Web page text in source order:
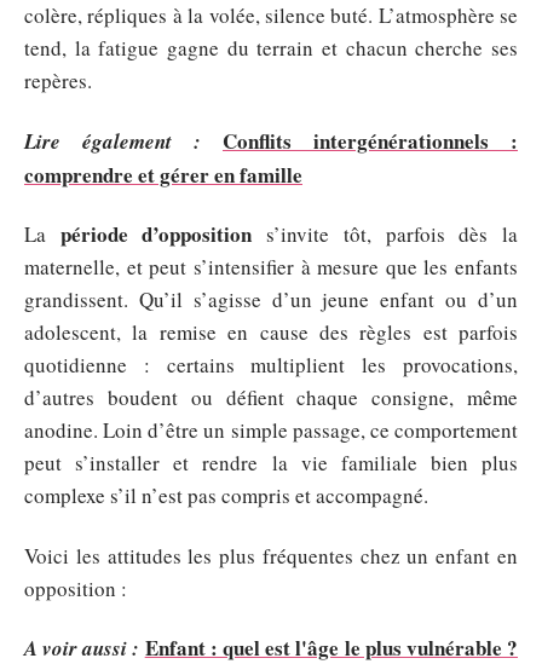
colère, répliques à la volée, silence buté. L’atmosphère se
tend, la fatigue gagne du terrain et chacun cherche ses
repères.
Lire également :
Conflits intergénérationnels :
comprendre et gérer en famille
La période d’opposition s’invite tôt, parfois dès la
maternelle, et peut s’intensifier à mesure que les enfants
grandissent. Qu’il s’agisse d’un jeune enfant ou d’un
adolescent, la remise en cause des règles est parfois
quotidienne : certains multiplient les provocations,
d’autres boudent ou défient chaque consigne, même
anodine. Loin d’être un simple passage, ce comportement
peut s’installer et rendre la vie familiale bien plus
complexe s’il n’est pas compris et accompagné.
Voici les attitudes les plus fréquentes chez un enfant en
opposition :
A voir aussi : Enfant : quel est l'âge le plus vulnérable ?